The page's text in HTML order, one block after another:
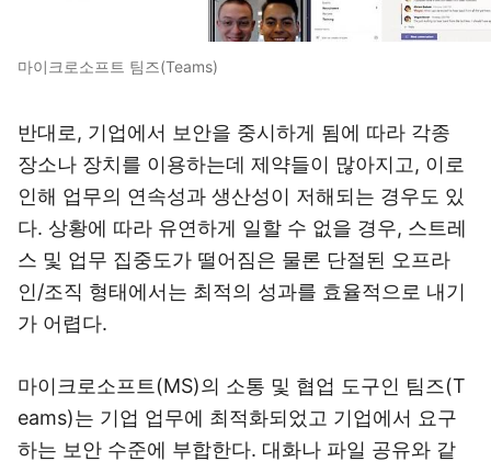
마이크로소프트 팀즈(Teams)
반대로, 기업에서 보안을 중시하게 됨에 따라 각종
장소나 장치를 이용하는데 제약들이 많아지고, 이로
인해 업무의 연속성과 생산성이 저해되는 경우도 있
다. 상황에 따라 유연하게 일할 수 없을 경우, 스트레
스 및 업무 집중도가 떨어짐은 물론 단절된 오프라
인/조직 형태에서는 최적의 성과를 효율적으로 내기
가 어렵다.
마이크로소프트(MS)의 소통 및 협업 도구인 팀즈(T
eams)는 기업 업무에 최적화되었고 기업에서 요구
하는 보안 수준에 부합한다. 대화나 파일 공유와 같